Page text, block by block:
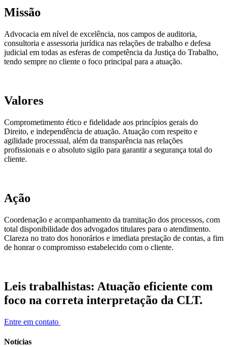
Missão
Advocacia em nível de excelência, nos campos de auditoria,
consultoria e assessoria jurídica nas relações de trabalho e defesa
judicial em todas as esferas de competência da Justiça do Trabalho,
tendo sempre no cliente o foco principal para a atuação.
Valores
Comprometimento ético e fidelidade aos princípios gerais do
Direito, e independência de atuação. Atuação com respeito e
agilidade processual, além da transparência nas relações
profissionais e o absoluto sigilo para garantir a segurança total do
cliente.
Ação
Coordenação e acompanhamento da tramitação dos processos, com
total disponibilidade dos advogados titulares para o atendimento.
Clareza no trato dos honorários e imediata prestação de contas, a fim
de honrar o compromisso estabelecido com o cliente.
Leis trabalhistas: Atuação eficiente com
foco na correta interpretação da CLT.
Entre em contato
Notícias